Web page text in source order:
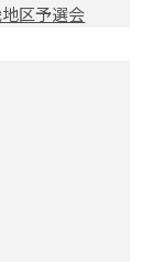
区予選会